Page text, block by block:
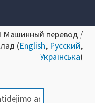
Машинный перевод /
(English, Русский,
Українська)